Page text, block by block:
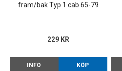
fram/bak Typ 1 cab 65-79
229 KR
INFO KÖP